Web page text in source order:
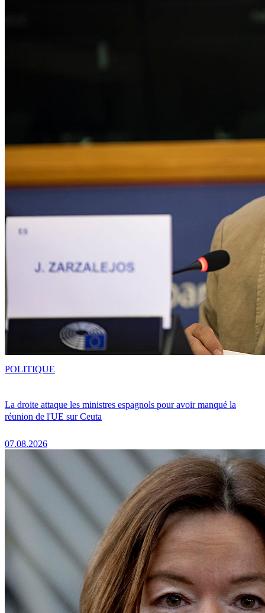
La droite attaque les ministres espagnols pour avoir manqué la
réunion de l'UE sur Ceuta
07.08.2026
POLITIQUE